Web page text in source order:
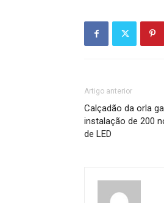
Artigo anterior
Calçadão da orla
instalação de 200
de LED